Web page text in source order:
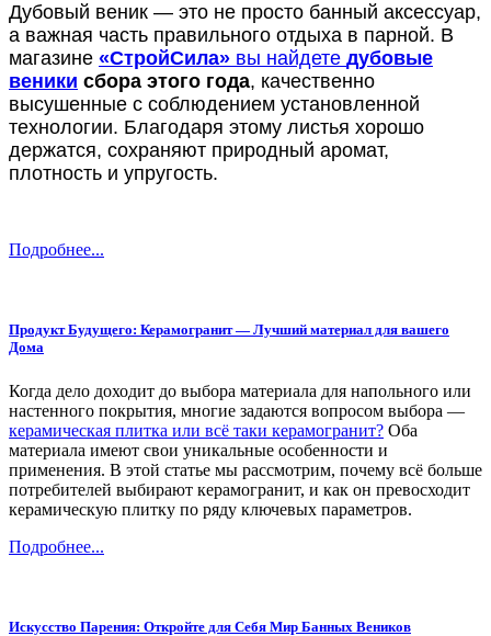
Дубовый веник — это не просто банный аксессуар,
а важная часть правильного отдыха в парной. В
магазине «СтройСила» вы найдете дубовые
веники сбора этого года, качественно
высушенные с соблюдением установленной
технологии. Благодаря этому листья хорошо
держатся, сохраняют природный аромат,
плотность и упругость.
Подробнее...
Продукт Будущего: Керамогранит — Лучший материал для вашего
Дома
Когда дело доходит до выбора материала для напольного или
настенного покрытия, многие задаются вопросом выбора —
керамическая плитка или всё таки керамогранит? Оба
материала имеют свои уникальные особенности и
применения. В этой статье мы рассмотрим, почему всё больше
потребителей выбирают керамогранит, и как он превосходит
керамическую плитку по ряду ключевых параметров.
Подробнее...
Искусство Парения: Откройте для Себя Мир Банных Веников